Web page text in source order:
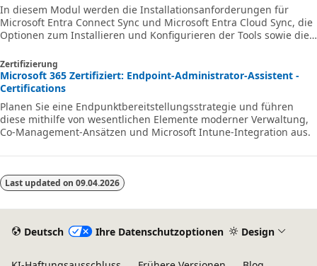
In diesem Modul werden die Installationsanforderungen für
Microsoft Entra Connect Sync und Microsoft Entra Cloud Sync, die
Optionen zum Installieren und Konfigurieren der Tools sowie die
Microsoft Entra Connect Health untersucht.
Zertifizierung
Microsoft 365 Zertifiziert: Endpoint-Administrator-Assistent -
Certifications
Planen Sie eine Endpunktbereitstellungsstrategie und führen
diese mithilfe von wesentlichen Elemente moderner Verwaltung,
Co-Management-Ansätzen und Microsoft Intune-Integration aus.
Last updated on 09.04.2026
Deutsch Ihre Datenschutzoptionen Design